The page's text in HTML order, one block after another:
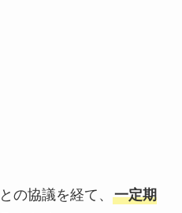
の協議を経て、 一定期